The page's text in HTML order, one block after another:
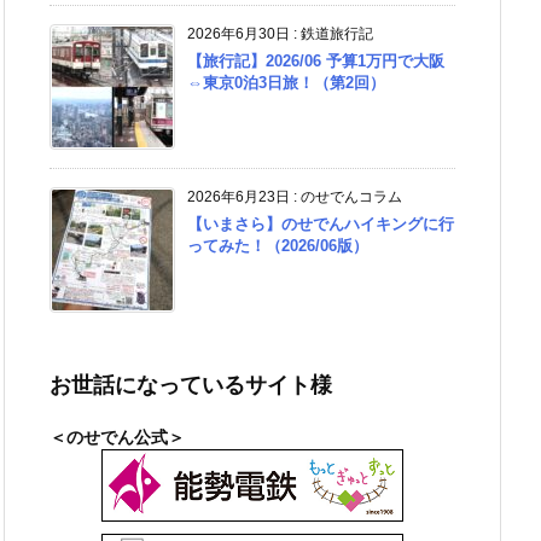
2026年6月30日 : 鉄道旅行記
【旅行記】2026/06 予算1万円で大阪
⇔東京0泊3日旅！（第2回）
2026年6月23日 : のせでんコラム
【いまさら】のせでんハイキングに行
ってみた！（2026/06版）
お世話になっているサイト様
＜のせでん公式＞